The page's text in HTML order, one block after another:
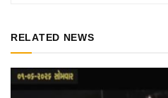
RELATED NEWS